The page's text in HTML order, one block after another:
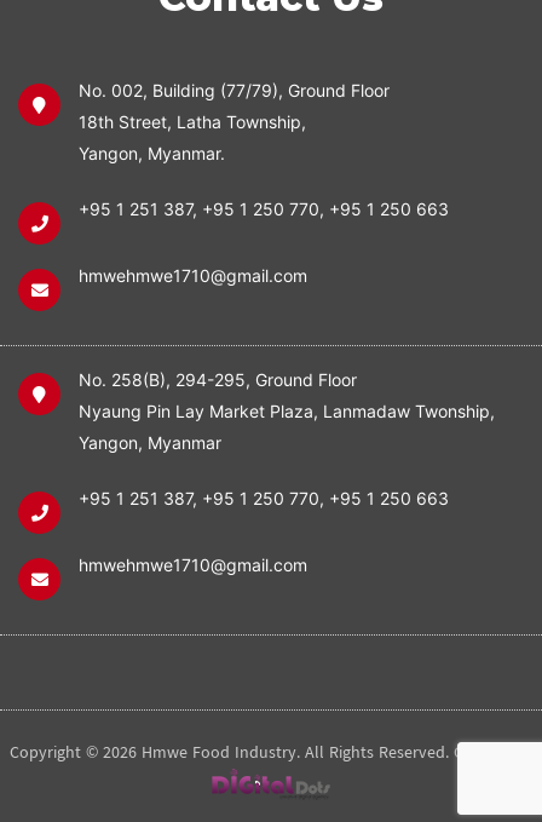
No. 002, Building (77/79), Ground Floor
18th Street, Latha Township,
Yangon, Myanmar.
+95 1 251 387, +95 1 250 770, +95 1 250 663
hmwehmwe1710@gmail.com
No. 258(B), 294-295, Ground Floor
Nyaung Pin Lay Market Plaza, Lanmadaw Twonship,
Yangon, Myanmar
+95 1 251 387, +95 1 250 770, +95 1 250 663
hmwehmwe1710@gmail.com
Copyright © 2026 Hmwe Food Industry. All Rights Reserved. Created by